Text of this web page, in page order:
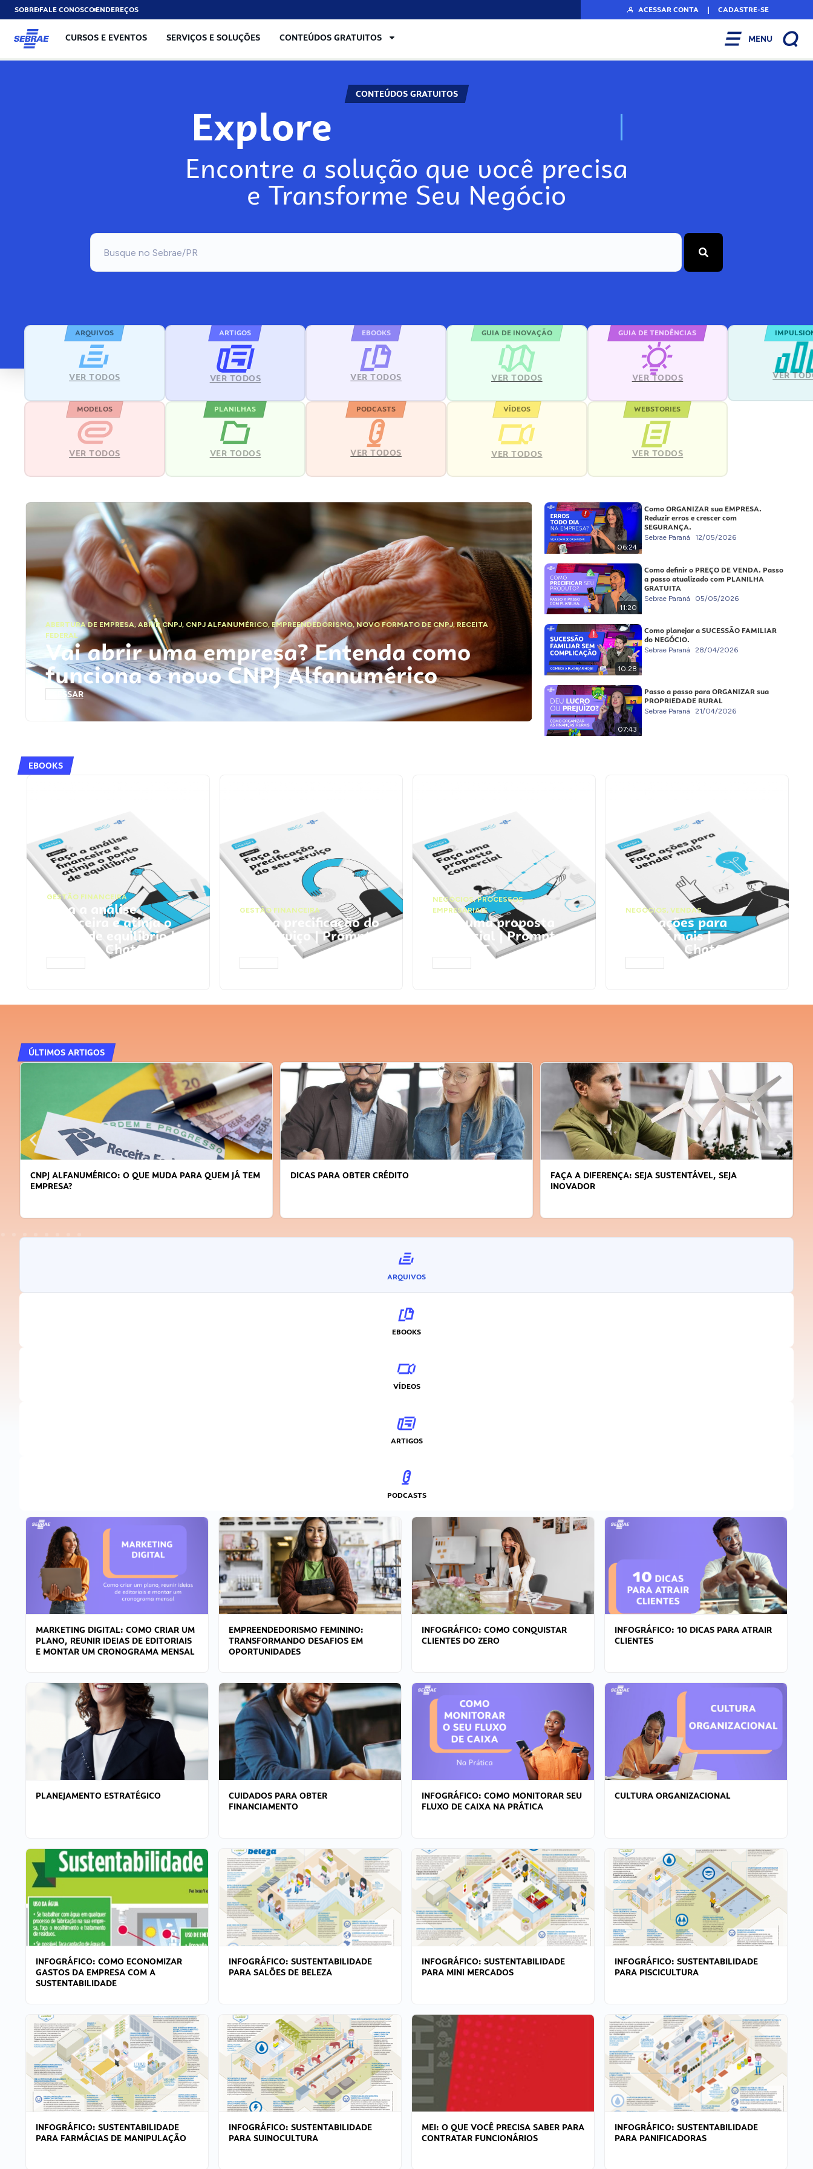
SOBREFALE CONOSCOENDEREÇOS ACESSAR CONTA | CADASTRE-SE
CURSOS E EVENTOS SERVIÇOS E SOLUÇÕES CONTEÚDOS GRATUITOS MENU
CONTEÚDOS GRATUITOS
Explore N
Encontre a solução que você precisa
e Transforme Seu Negócio
ARQUIVOS
VER TODOS
ARTIGOS
VER TODOS
EBOOKS
VER TODOS
GUIA DE INOVAÇÃO
VER TODOS
GUIA DE TENDÊNCIAS
VER TODOS VER
MODELOS
VER TODOS
PLANILHAS
VER TODOS
PODCASTS
VER TODOS
VÍDEOS
VER TODOS
WEBSTORIES
VER TODOS
ABERTURA DE EMPRESA,ABRIR CNPJ, CNPJ ALFANUMÉRICO, EMPREENDEDORISMO,NOVO FORMATO DE CNPJ,RECEITA
FEDERAL
Vai abrir uma empresa? Entenda como
funciona o novo CNPJ Alfanumérico
ACESSAR
06:24
Como ORGANIZAR sua EMPRESA.
Reduzir erros e crescer com
SEGURANÇA.
Sebrae Paraná 12/05/2026
11:20
Como definir o PREÇO DE VENDA. Passo
a passo atualizado com PLANILHA
GRATUITA
Sebrae Paraná 05/05/2026
10:28
Como planejar a SUCESSÃO FAMILIAR
do NEGÓCIO.
Sebrae Paraná 28/04/2026
07:43
Passo a passo para ORGANIZAR sua
PROPRIEDADE RURAL
Sebrae Paraná 21/04/2026
EBOOKS
GESTÃO FINANCEIRA
Faça a análise
financeira e atinja o
ponto de equilíbrio |
Prompts ChatGPT
GESTÃO FINANCEIRA
Faça a precificação do
seu serviço | Prompts
ChatGPT
NEGÓCIOS,PROCESSOS
EMPRESARIAIS
Faça uma proposta
comercial | Prompts
ChatGPT
NEGÓCIOS, VENDAS
Faça ações para
vender mais |
Prompts ChatGPT
ÚLTIMOS ARTIGOS
DICAS PARA OBTER CRÉDITO
FAÇA A DIFERENÇA: SEJA SUSTENTÁVEL, SEJA
APRENDA A GERENCIAR O SEU TEMPO
ARQUIVOS
EBOOKS
VÍDEOS
ARTIGOS
PODCASTS
MARKETING DIGITAL: COMO CRIAR UM
PLANO, REUNIR IDEIAS DE EDITORIAIS
E MONTAR UM CRONOGRAMA MENSAL
EMPREENDEDORISMO FEMININO:
TRANSFORMANDO DESAFIOS EM
OPORTUNIDADES
INFOGRÁFICO: COMO CONQUISTAR
CLIENTES DO ZERO
INFOGRÁFICO: 10 DICAS PARA ATRAIR
CLIENTES
PLANEJAMENTO ESTRATÉGICO
CUIDADOS PARA OBTER
FINANCIAMENTO
INFOGRÁFICO: COMO MONITORAR SEU
FLUXO DE CAIXA NA PRÁTICA
CULTURA ORGANIZACIONAL
INFOGRÁFICO: COMO ECONOMIZAR
GASTOS DA EMPRESA COM A
SUSTENTABILIDADE
INFOGRÁFICO: SUSTENTABILIDADE
PARA SALÕES DE BELEZA
INFOGRÁFICO: SUSTENTABILIDADE
PARA MINI MERCADOS
INFOGRÁFICO: SUSTENTABILIDADE
PARA PISCICULTURA
INFOGRÁFICO: SUSTENTABILIDADE
PARA FARMÁCIAS DE MANIPULAÇÃO
INFOGRÁFICO: SUSTENTABILIDADE
PARA SUINOCULTURA
MEI: O QUE VOCÊ PRECISA SABER PARA
CONTRATAR FUNCIONÁRIOS
INFOGRÁFICO: SUSTENTABILIDADE
PARA PANIFICADORAS